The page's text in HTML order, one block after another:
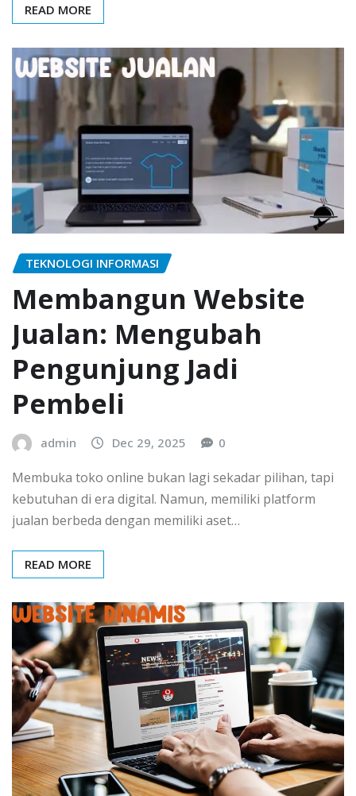
READ MORE
TEKNOLOGI INFORMASI
Membangun Website
Jualan: Mengubah
Pengunjung Jadi
Pembeli
admin Dec 29, 2025 0
Membuka toko online bukan lagi sekadar pilihan, tapi
kebutuhan di era digital. Namun, memiliki platform
jualan berbeda dengan memiliki aset…
READ MORE